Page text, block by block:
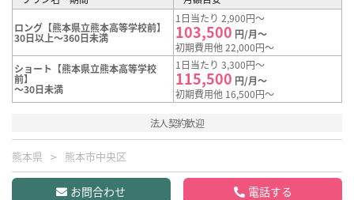
ロング【熊本県立熊本高等学校前】
30日以上～360日未満
1日当たり 2,900円～
103,500 円/月～
初期費用他 22,000円～
ショート【熊本県立熊本高等学校
前】
～30日未満
1日当たり 3,300円～
115,500 円/月～
初期費用他 16,500円～
法人契約歓迎
熊本県 熊本市中央区
お問合わせ 電話する